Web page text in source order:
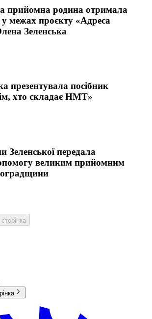
прийомна родина отримала
межах проєкту «Адреса
Зеленська
презентувала посібник
хто складає НМТ»
Зеленської передала
великим прийомним